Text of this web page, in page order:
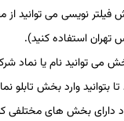
فیلتر نویسی می توانید از
تهران استفاده کنید).
می توانید نام یا نماد
بتوانید وارد بخش تابلو
دارای بخش های مختلفی